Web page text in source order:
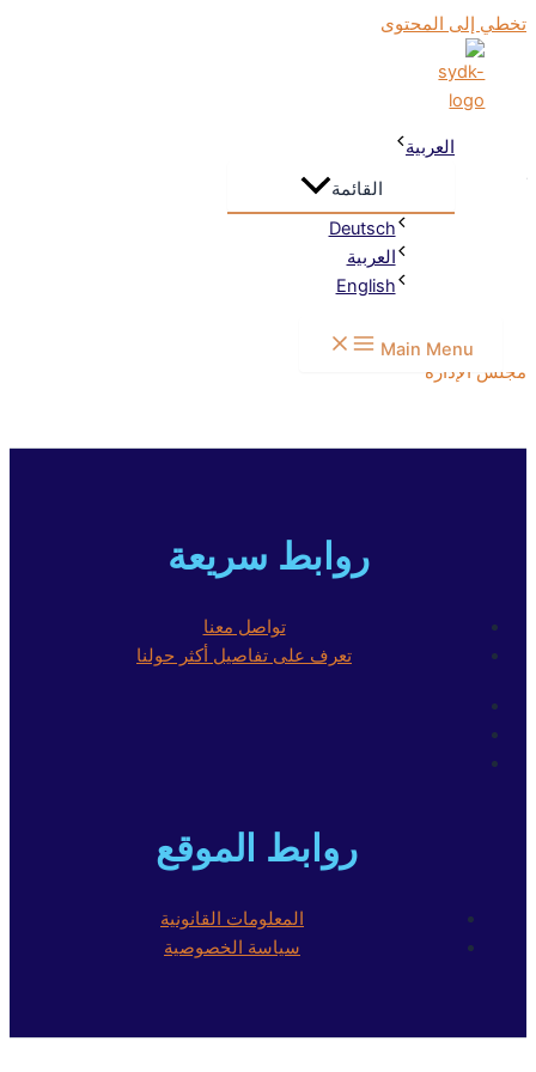
تخطي إلى المحتوى
العربية
القائمة
Deutsch
العربية
English
Main Menu
الرؤية المستقبلية
الملتقى السوري الألماني لتبادل الثقافات والخبرات (صدق) يعمل على
شبكة نابضة بالحياة تبني جسوراً بين سوريا وألمانيا وتظهر قيمة التنوع
نحن ندعم التفاهم المتبادل، ونشجع على التطور الفردي والمهني،
ونساهم في تشكيل مستقبل شامل يشعر فيه الجميع بالقبول والتقدير.
معاً نبني مجتمعاً قوياً ينمو من خلال التبادل والاحترام
النظام الأساسي
مجلس الإدارة
روابط سريعة
تواصل معنا
تعرف على تفاصيل أكثر حولنا
روابط الموقع
المعلومات القانونية
سياسة الخصوصية